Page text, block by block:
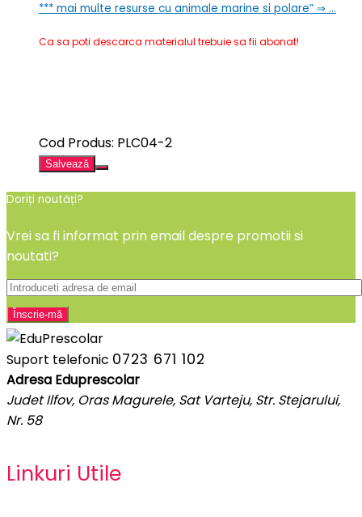
*** mai multe resurse cu animale marine si polare” ⇒ …
Ca sa poti descarca materialul trebuie sa fii abonat!
Cod Produs: PLC04-2
Salvează
Doriți noutăți?
Vrei sa fi informat prin email despre promotii si
noutati?
Suport telefonic 0723 671 102
Adresa Eduprescolar
Judet Ilfov, Oras Magurele, Sat Varteju, Str. Stejarului,
Nr. 58
Linkuri Utile